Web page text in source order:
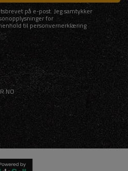
på e-post. Jeg samtykker
for
til personvernerklæring